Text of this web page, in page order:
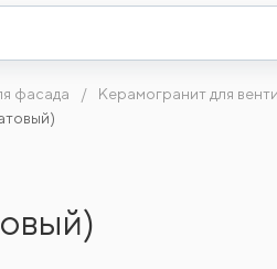
фасада
Керамогранит для